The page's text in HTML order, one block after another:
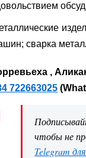
сварка
,
722663025
чтобы не
Telegram